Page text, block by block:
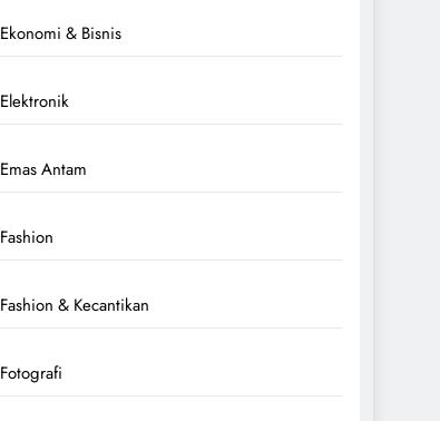
Ekonomi & Bisnis
Elektronik
Emas Antam
Fashion
Fashion & Kecantikan
Fotografi